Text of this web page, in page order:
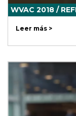
WVAC 2018 /
Leer más >